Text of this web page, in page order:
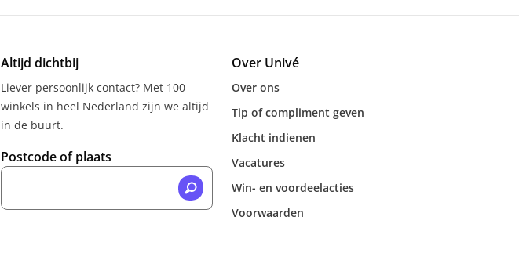
Altijd dichtbij
Liever persoonlijk contact? Met 100
winkels in heel Nederland zijn we altijd
in de buurt.
Postcode of plaats
Over Univé
Over ons
Tip of compliment geven
Klacht indienen
Vacatures
Win- en voordeelacties
Voorwaarden